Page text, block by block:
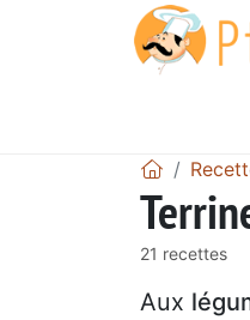
21 recettes
Aux